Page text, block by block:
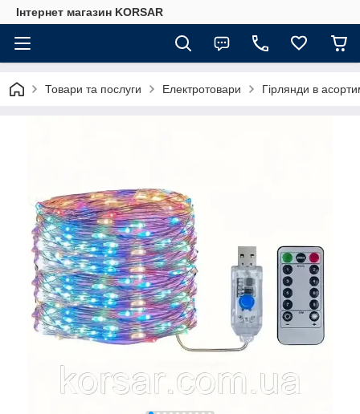
Iнтернет магазин KORSAR
Товари та послуги Електротовари Гірлянди в